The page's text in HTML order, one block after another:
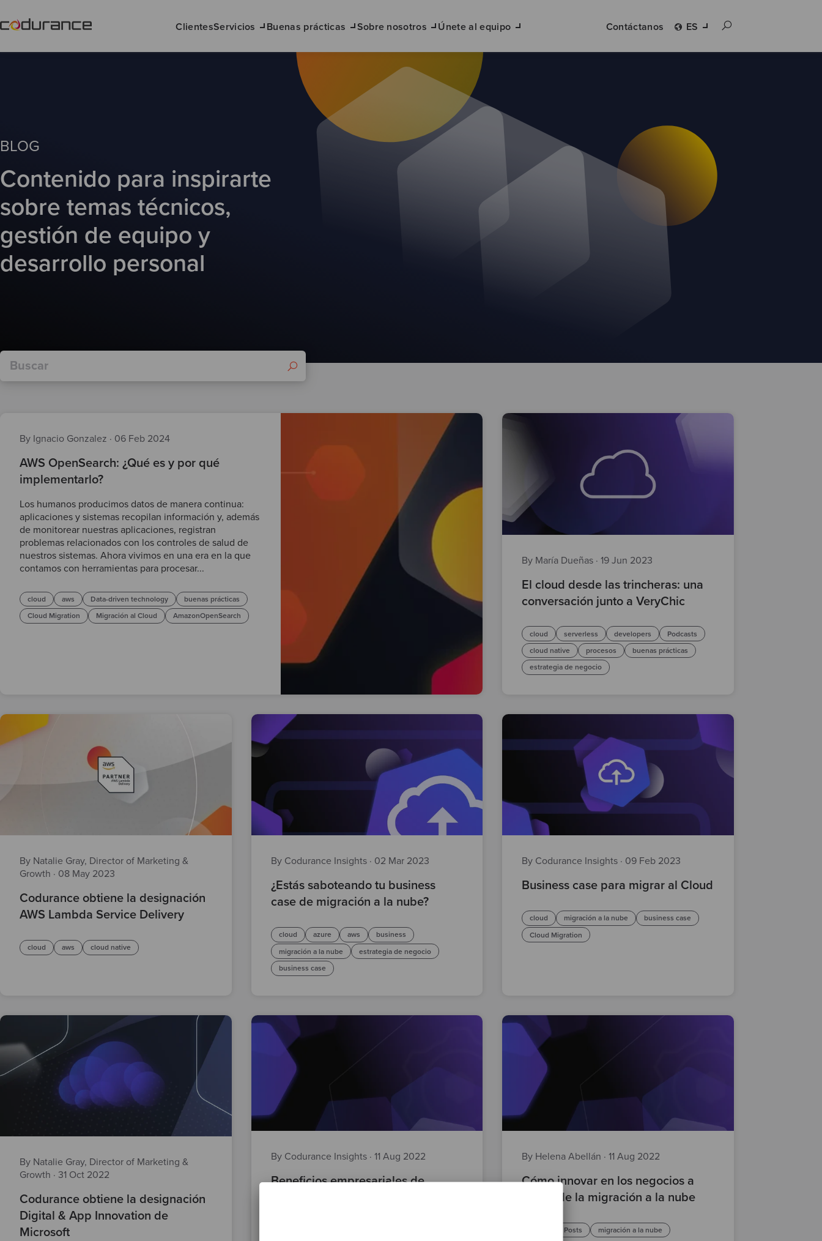
ClientesServicios Buenas prácticas Sobre nosotros Únete al equipo Contáctanos ES
BLOG
Contenido para inspirarte
sobre temas técnicos,
gestión de equipo y
desarrollo personal
By Ignacio Gonzalez · 06 Feb 2024
AWS OpenSearch: ¿Qué es y por qué
implementarlo?
Los humanos producimos datos de manera continua:
aplicaciones y sistemas recopilan información y, además
de monitorear nuestras aplicaciones, registran
problemas relacionados con los controles de salud de
nuestros sistemas. Ahora vivimos en una era en la que
contamos con herramientas para procesar...
cloud aws Data-driven technology
buenas prácticas
Cloud Migration
Migración al Cloud AmazonOpenSearch
By María Dueñas · 19 Jun 2023
El cloud desde las trincheras: una
conversación junto a VeryChic
cloud serverless developers
Podcasts
cloud native
procesos
buenas prácticas
estrategia de negocio
By Natalie Gray, Director of Marketing &
Growth · 08 May 2023
Codurance obtiene la designación
AWS Lambda Service Delivery
cloud aws cloud native
By Codurance Insights · 02 Mar 2023
¿Estás saboteando tu business
case de migración a la nube?
cloud azure aws
business
migración a la nube
estrategia de negocio
business case
By Codurance Insights · 09 Feb 2023
Business case para migrar al Cloud
cloud migración a la nube
business case
Cloud Migration
By Natalie Gray, Director of Marketing &
Growth · 31 Oct 2022
Codurance obtiene la designación
Digital & App Innovation de
Microsoft
By Codurance Insights · 11 Aug 2022
Beneficios empresariales de
By Helena Abellán · 11 Aug 2022
Cómo innovar en los negocios a
través de la migración a la nube
Posts migración a la nube